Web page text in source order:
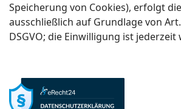
Speicherung von Cookies), erfolgt
ausschließlich auf Grundlage von
DSGVO; die Einwilligung ist